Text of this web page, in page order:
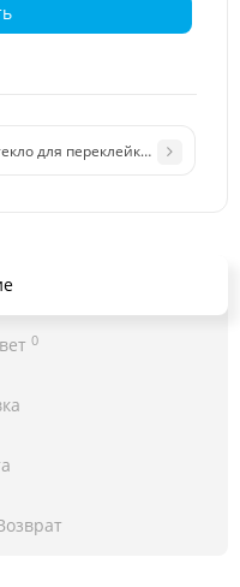
A500F (золотой)
для переклейки Samsung
0